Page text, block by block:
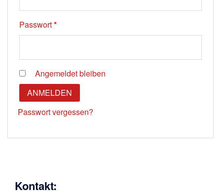
Passwort*Erforderlich
Angemeldet bleiben
ANMELDEN
Passwort vergessen?
Kontakt: